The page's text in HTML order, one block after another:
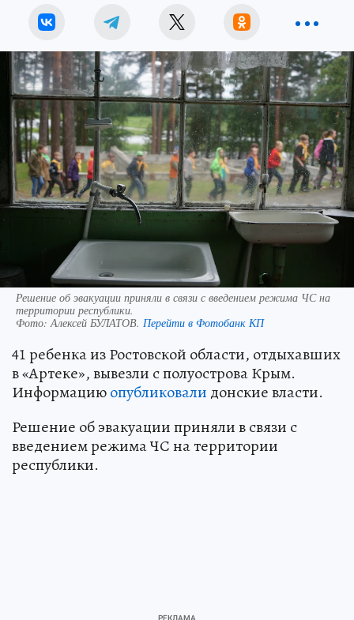
Решение об эвакуации приняли в связи с введением режима ЧС на
территории республики.
Фото:Алексей БУЛАТОВ. Перейти в Фотобанк КП
41 ребенка из Ростовской области, отдыхавших
в «Артеке», вывезли с полуострова Крым.
Информациюопубликовали донские власти.
Решение об эвакуации приняли в связи с
введением режима ЧС на территории
республики.